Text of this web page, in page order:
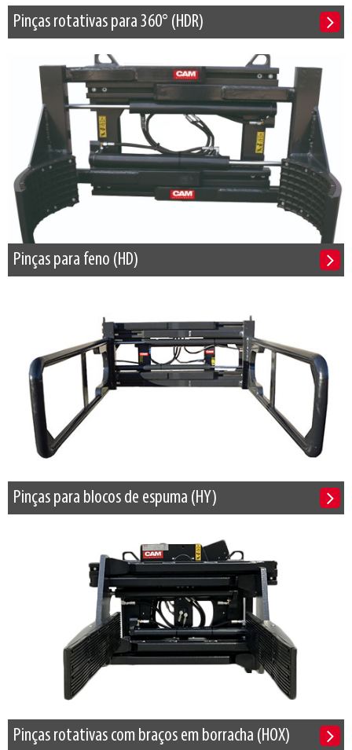
Pinças rotativas para 360° (HDR)
Pinças para feno (HD)
Pinças para blocos de espuma (HY)
Pinças rotativas com braços em borracha (HOX)